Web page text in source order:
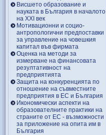
Висшето образование и
науката в България в началото
на ХХІ век
Мотивационни и социо-
антропологични предпоставки
за управление на човешкия
капитал във фирмата
Оценка на методи за
измерване на финансовата
резултативност на
предприятията
Защита на конкуренцията по
отношение на съвместните
предприятия в ЕС и България
Икономически аспекти на
образователните практики на
страните от ЕС - възможности
за приложение на опита им в
България